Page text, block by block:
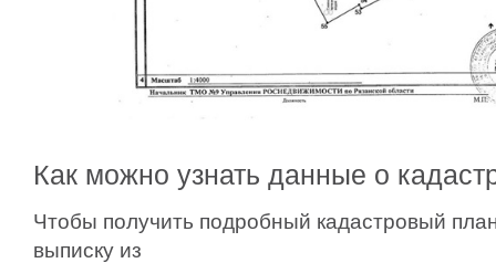
Как можно узнать данные о
Чтобы получить подробный кадастровый
выписку из